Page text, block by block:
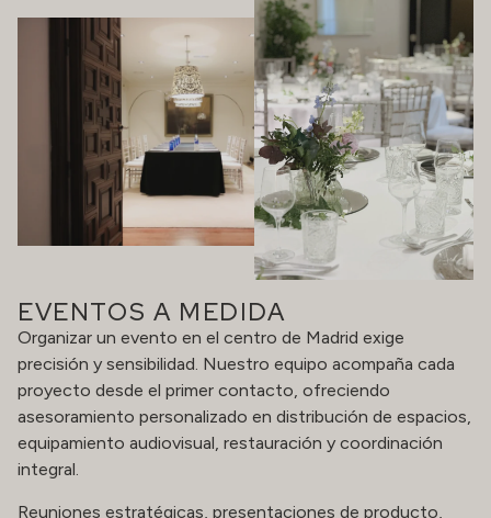
EVENTOS A MEDIDA
Organizar un evento en el centro de Madrid exige
precisión y sensibilidad. Nuestro equipo acompaña cada
proyecto desde el primer contacto, ofreciendo
asesoramiento personalizado en distribución de espacios,
equipamiento audiovisual, restauración y coordinación
integral.
Reuniones estratégicas, presentaciones de producto,